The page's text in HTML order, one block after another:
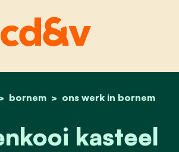
home
bornem ons werk in bornem
eendenkooi kasteel
kasteel